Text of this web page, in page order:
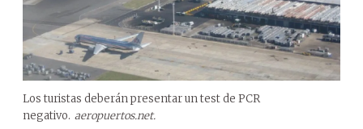
Los turistas deberán presentar un test de PCR
negativo. aeropuertos.net.